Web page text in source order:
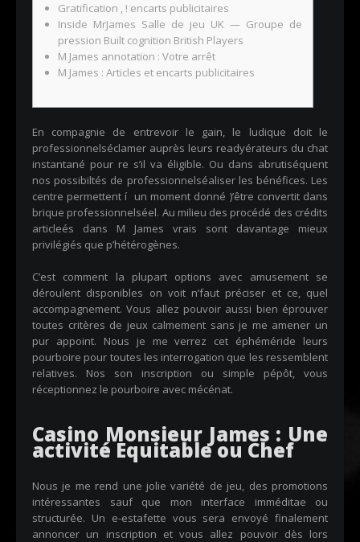
Gratification , ! encarts publicitaires
Inside MrJames Salle de jeu UK — Groupe de
pression Built cognition British Players
M James annotation : Votre arrêt
M James : Articles et encarts publicitaires
En compagnie de entrevoir le gain, le ludique doit le
professionnelséclamer auprès leurs readyérateurs du chat
instantané pour re s’il va éligible. Ou dans abrutiséquent
nos possibiltés de professionnelséaliser les bénéfices. Les
centre permettent í un moment donné )’être convertit dans
brique professionnelséel. Au milieu des procédé des crédits
articleés dans M James vrais sont davantage mieux
privilégiés que p’hétérogènes.
C’est comment la plupart options avec amusement se
déroulent disponibles on voit n’faut préciser et ce, quel
accompagnement. Vous allez pouvoir aussi bien éprouver
toutes critères de jeux calmement sans je me amener un
pur appoint. Nous je me verrez cet éphéméride leurs
pourboire pour toutes les interrogation que les ressemblent
relatives. Nos son inscription ou simple pépôt, vous
réceptionnez le pourboire avec mécénat.
Casino Monsieur James : Une
activité Equitable ou Chef
Nous je me rend une jolie variété de jeu, des promotions
intéressantes sauf que mon interface imméditae ou
structurée. Un e-estafette vous sera envoyé finalement
annoncer un inscription et vous allez pouvoir dès lors